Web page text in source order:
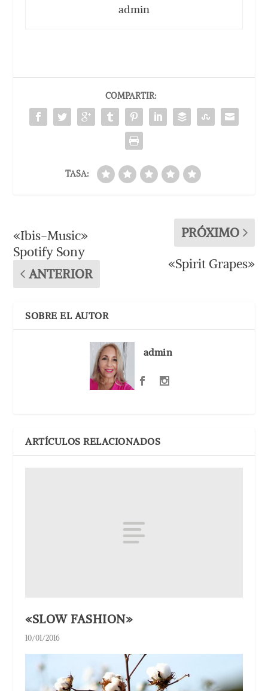
admin
COMPARTIR:
TASA:
«Ibis-Music»
Spotify Sony
ANTERIOR
PRÓXIMO
«Spirit Grapes»
SOBRE EL AUTOR
admin
ARTÍCULOS RELACIONADOS
«SLOW FASHION»
10/01/2016